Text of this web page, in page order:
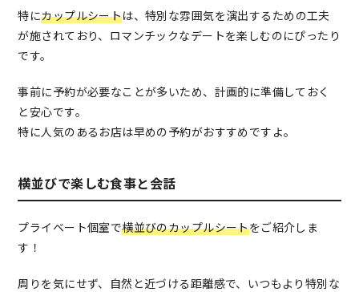
特にカップルシートは、特別な雰囲気を演出するための工夫
が施されており、ロマンチックなデートを楽しむのにぴったり
です。
事前に予約が必要なことが多いため、計画的に準備しておく
と安心です。
特に人気のあるお店は早めの予約がおすすめですよ。
横並びで楽しむ食事と会話
プライベート個室で横並びのカップルシートをご紹介しま
す！
周りを気にせず、自然と近づける距離感で、いつもより特別な